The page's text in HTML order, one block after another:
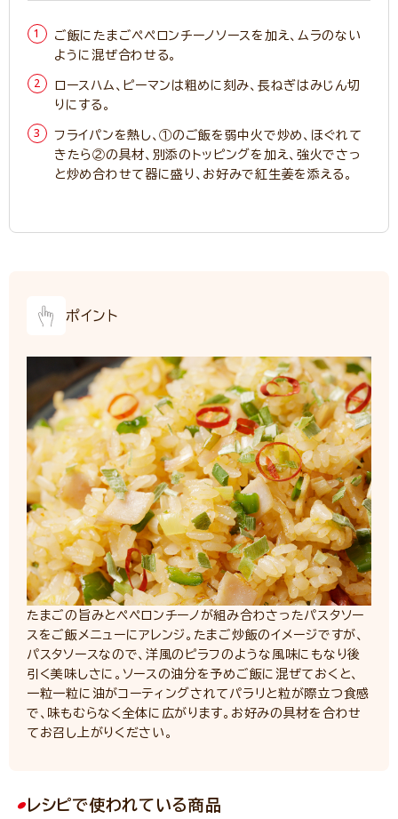
ご飯にたまごペペロンチーノソースを加え、ムラのない
ように混ぜ合わせる。
ロースハム、ピーマンは粗めに刻み、長ねぎはみじん切
りにする。
フライパンを熱し、①のご飯を弱中火で炒め、ほぐれて
きたら②の具材、別添のトッピングを加え、強火でさっ
と炒め合わせて器に盛り、お好みで紅生姜を添える。
ポイント
たまごの旨みとペペロンチーノが組み合わさったパスタソー
スをご飯メニューにアレンジ。たまご炒飯のイメージですが、
パスタソースなので、洋風のピラフのような風味にもなり後
引く美味しさに。ソースの油分を予めご飯に混ぜておくと、
一粒一粒に油がコーティングされてパラリと粒が際立つ食感
で、味もむらなく全体に広がります。お好みの具材を合わせ
てお召し上がりください。
レシピで使われている商品